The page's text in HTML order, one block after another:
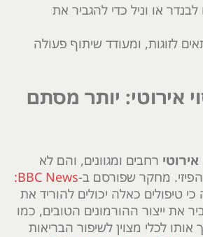
או וניל כדי להגביר את
לזוגות, ומעודד שיתוף פעולה
אירוטי: יותר מסתם
אירוטי רחבים ומגוונים, והם לא
מחקר שפורסם ב-
BBC News:
טיפולים כאלה יכולים להוריד את
את ייצור ההורמונים הטובים, כמו
אותו לכלי מצוין לשיפור הבריאות